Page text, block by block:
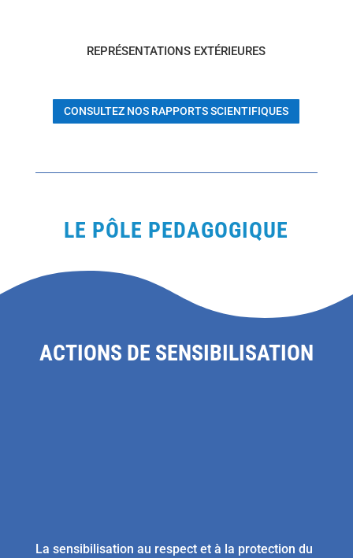
REPRÉSENTATIONS EXTÉRIEURES
CONSULTEZ NOS RAPPORTS SCIENTIFIQUES
LE PÔLE PEDAGOGIQUE
ACTIONS DE SENSIBILISATION
La sensibilisation au respect et à la protection du